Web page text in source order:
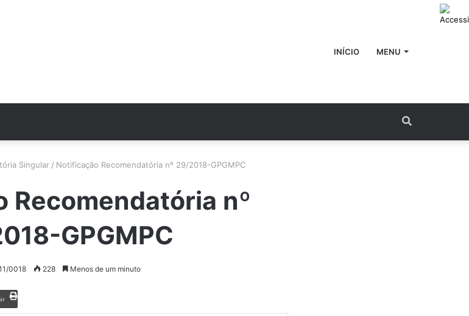
INÍCIO MENU
Singular / Notificação Recomendatória nº 29/2018-GPGMPC
Recomendatória nº
GPGMPC
0018 228 Menos de um minuto